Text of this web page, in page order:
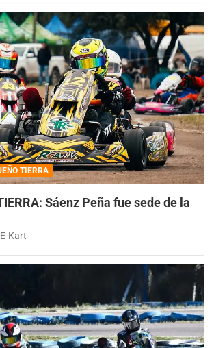
TIERRA
Sáenz Peña fue sede de la
E-Kart